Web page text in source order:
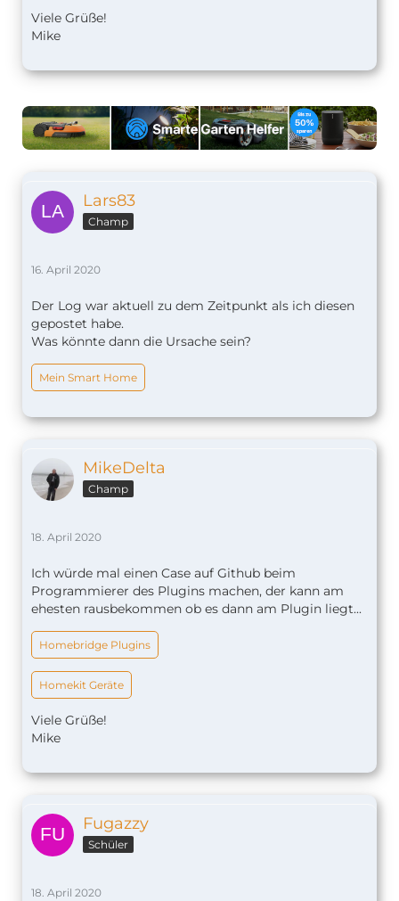
Viele Grüße!
Mike
Lars83
Champ
16. April 2020
Der Log war aktuell zu dem Zeitpunkt als ich diesen
gepostet habe.
Was könnte dann die Ursache sein?
Mein Smart Home
MikeDelta
Champ
18. April 2020
Ich würde mal einen Case auf Github beim
Programmierer des Plugins machen, der kann am
ehesten rausbekommen ob es dann am Plugin liegt...
Homebridge Plugins
Homekit Geräte
Viele Grüße!
Mike
Fugazzy
Schüler
18. April 2020